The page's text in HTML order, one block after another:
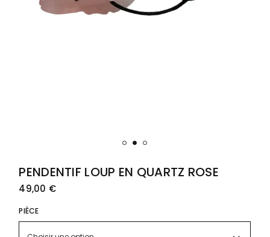
PENDENTIF LOUP EN QUARTZ ROSE
49,00 €
PIÈCE